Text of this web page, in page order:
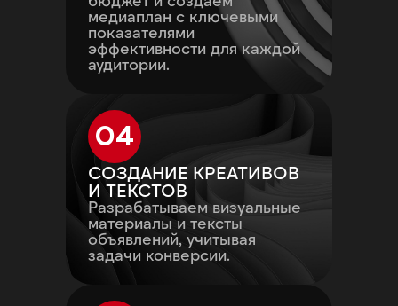
медиаплан с ключевыми
показателями
эффективности для каждой
аудитории.
04
СОЗДАНИЕ КРЕАТИВОВ
И ТЕКСТОВ
Разрабатываем визуальные
материалы и тексты
объявлений, учитывая
задачи конверсии.